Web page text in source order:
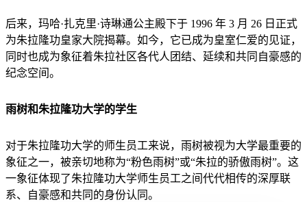
后来，玛哈·扎克里·诗琳通公主殿下于 1996 年 3 月 26 日正式
为朱拉隆功皇家大院揭幕。如今，它已成为皇室仁爱的见证，
同时也成为象征着朱拉社区各代人团结、延续和共同自豪感的
纪念空间。
雨树和朱拉隆功大学的学生
对于朱拉隆功大学的师生员工来说，雨树被视为大学最重要的
象征之一，被亲切地称为“粉色雨树”或“朱拉的骄傲雨树”。这
一象征体现了朱拉隆功大学师生员工之间代代相传的深厚联
系、自豪感和共同的身份认同。